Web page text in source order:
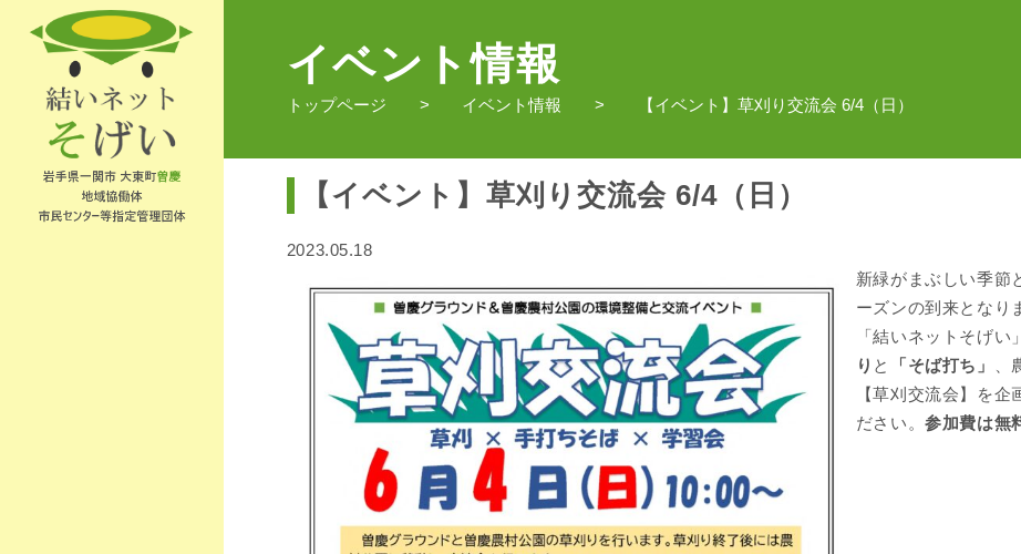
イベント情報
トップページ イベント情報 【イベント】草刈り交流会 6/4（日）
【イベント】草刈り交流会 6/4（日）
2023.05.18
新緑がまぶしい季節
ーズンの到来となり
「結いネットそげ
り と 「そば打ち」
【草刈交流会】を
ださい。参加費は無